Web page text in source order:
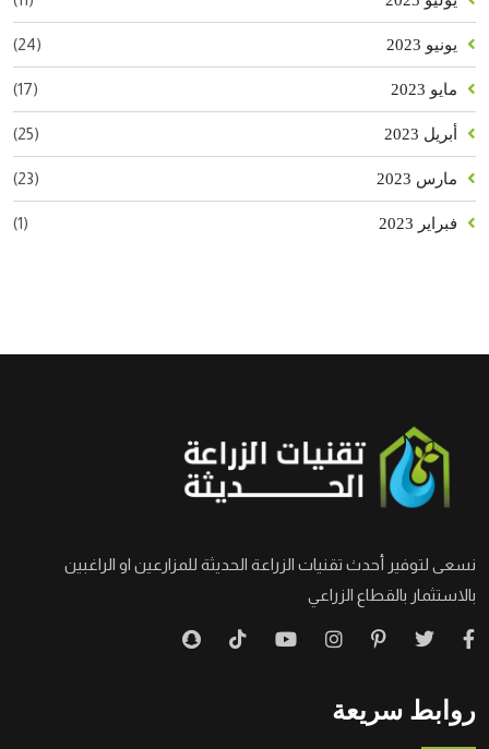
يونيو 2023 (24)
مايو 2023 (17)
أبريل 2023 (25)
مارس 2023 (23)
فبراير 2023 (1)
نسعى لتوفير أحدث تقنيات الزراعة الحديثة للمزارعين او الراغبين
بالاستثمار بالقطاع الزراعي
روابط سريعة